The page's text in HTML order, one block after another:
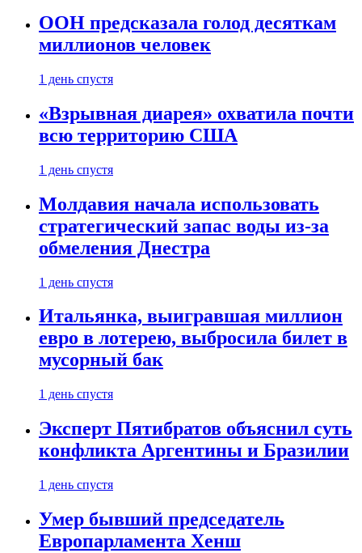
ООН предсказала голод десяткам
миллионов человек
1 день спустя
«Взрывная диарея» охватила почти
всю территорию США
1 день спустя
Молдавия начала использовать
стратегический запас воды из-за
обмеления Днестра
1 день спустя
Итальянка, выигравшая миллион
евро в лотерею, выбросила билет в
мусорный бак
1 день спустя
Эксперт Пятибратов объяснил суть
конфликта Аргентины и Бразилии
1 день спустя
Умер бывший председатель
Европарламента Хенш